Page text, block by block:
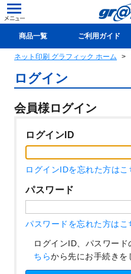
商品一覧 ご利用ガイド
新規会員登録(無料)
ネット印刷 グラフィック ホーム
ログイン
会員様ログイン
ログインID
ログインIDを忘れた方はこ
パスワード
パスワードを忘れた方はこ
ログインID、パスワード
ちらから先にお手続きを